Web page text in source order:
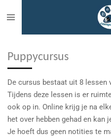
direct
hoofdinhoud
Puppycursus
De cursus bestaat uit 8 lessen
Tijdens deze lessen is er
ook op in. Online krijg je na
het over hebben gehad en kan
Je hoeft dus geen notities te